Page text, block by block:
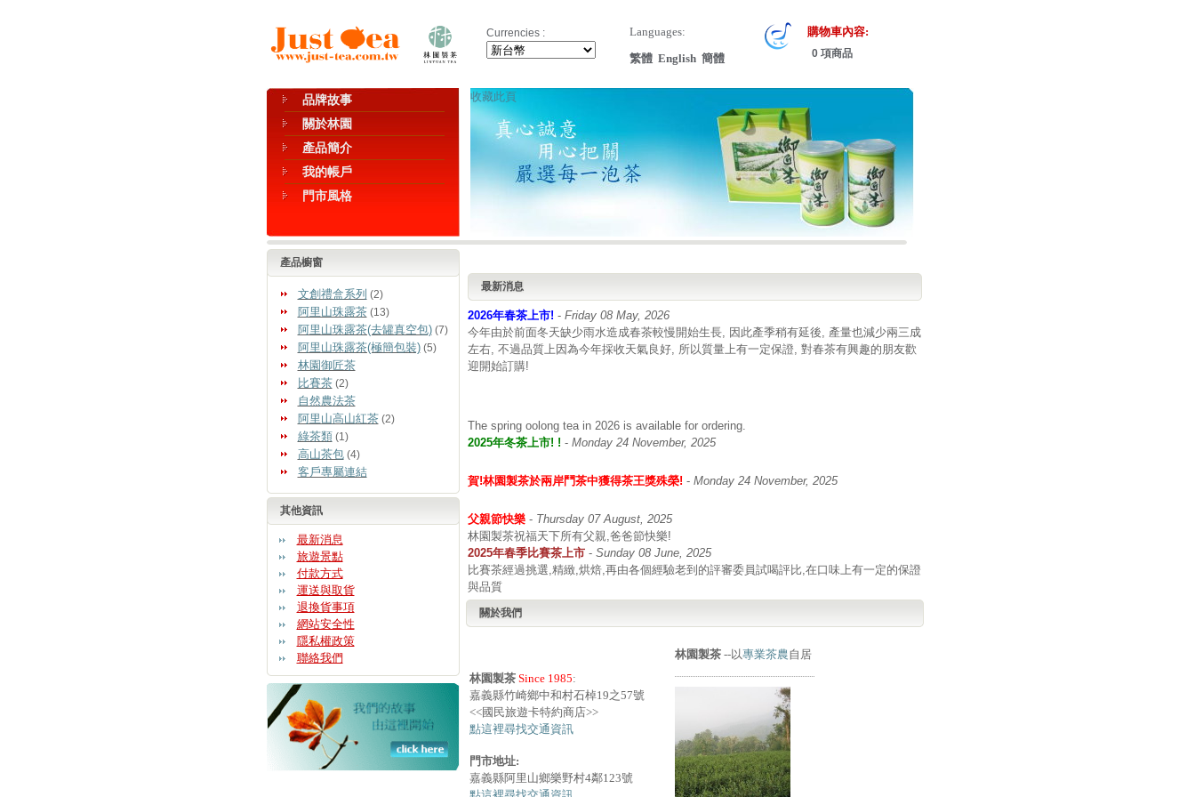
Currencies :
Languages:
繁體 English 簡體
購物車內容:
0 項商品
品牌故事
關於林園
產品簡介
我的帳戶
門市風格
收藏此頁
產品櫥窗
文創禮盒系列 (2)
阿里山珠露茶(13)
阿里山珠露茶(去罐真空包)(7)
阿里山珠露茶(極簡包裝)(5)
林園御匠茶
比賽茶(2)
自然農法茶
阿里山高山紅茶(2)
綠茶類 (1)
高山茶包(4)
客戶專屬連結
其他資訊
最新消息
旅遊景點
付款方式
運送與取貨
退換貨事項
網站安全性
隱私權政策
聯絡我們
最新消息
2026年春茶上市! - Friday 08 May, 2026
今年由於前面冬天缺少雨水造成春茶較慢開始生長, 因此產季稍有延後, 產量也減少兩三成
左右, 不過品質上因為今年採收天氣良好, 所以質量上有一定保證, 對春茶有興趣的朋友歡
迎開始訂購!
The spring oolong tea in 2026 is available for ordering.
2025年冬茶上市! ! - Monday 24 November, 2025
賀!林園製茶於兩岸鬥茶中獲得茶王獎殊榮! - Monday 24 November, 2025
父親節快樂- Thursday 07 August, 2025
林園製茶祝福天下所有父親,爸爸節快樂!
2025年春季比賽茶上市- Sunday 08 June, 2025
比賽茶經過挑選,精緻,烘焙,再由各個經驗老到的評審委員試喝評比,在口味上有一定的保證
與品質
關於我們
林園製茶 Since 1985:
嘉義縣竹崎鄉中和村石棹19之57號
<<國民旅遊卡特約商店>>
點這裡尋找交通資訊
門市地址:
嘉義縣阿里山鄉樂野村4鄰123號
林園製茶--以專業茶農自居